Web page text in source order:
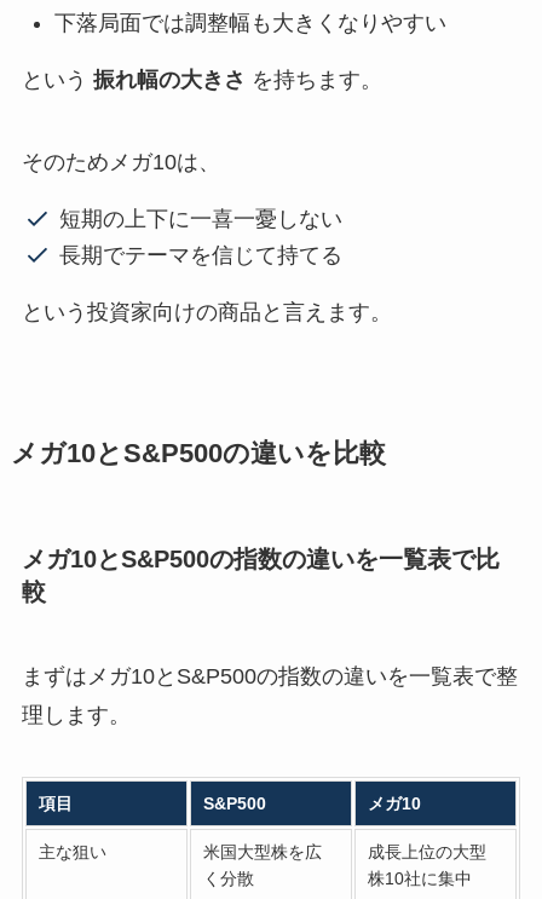
下落局面では調整幅も大きくなりやすい
という 振れ幅の大きさ を持ちます。
そのためメガ10は、
短期の上下に一喜一憂しない
長期でテーマを信じて持てる
という投資家向けの商品と言えます。
メガ10とS&P500の違いを比較
メガ10とS&P500の指数の違いを一覧表で比
較
まずはメガ10とS&P500の指数の違いを一覧表で整
理します。
項目 S&P500 メガ10
主な狙い
米国大型株を広
く分散
成長上位の大型
株10社に集中